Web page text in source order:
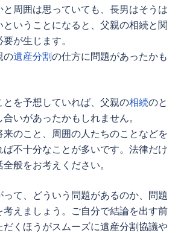
周囲は思っていても、長男はそうは
いうことになると、父親の相続と関
が生じます。
の遺産分割の仕方に問題があったかも
とを予想していれば、父親の相続のと
いがあったかもしれません。
来のこと、周囲の人たちのことなどを
不十分なことが多いです。法律だけ
般をお考えください。
って、どういう問題があるのか、問題
考えましょう。ご自分で結論を出す前
くほうがスムーズに遺産分割協議や